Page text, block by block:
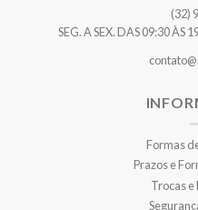
(32)
SEG. A SEX. DAS 09:30 ÀS
Formas
Prazos e
Trocas